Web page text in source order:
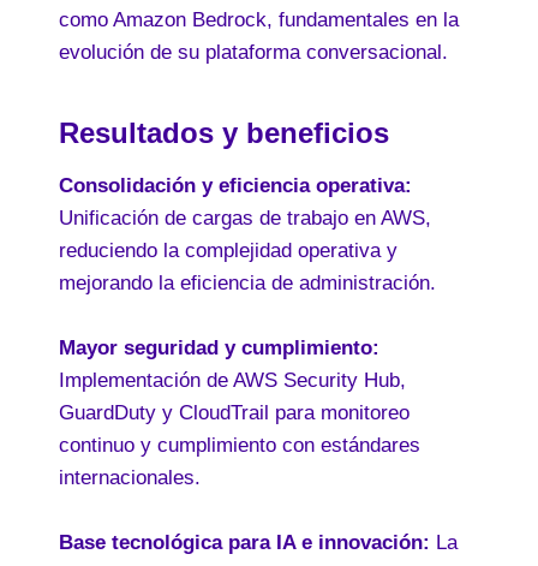
como Amazon Bedrock, fundamentales en la
evolución de su plataforma conversacional.
Resultados y beneficios
Consolidación y eficiencia operativa:
Unificación de cargas de trabajo en AWS,
reduciendo la complejidad operativa y
mejorando la eficiencia de administración.
Mayor seguridad y cumplimiento:
Implementación de AWS Security Hub,
GuardDuty y CloudTrail para monitoreo
continuo y cumplimiento con estándares
internacionales.
Base tecnológica para IA e innovación: La